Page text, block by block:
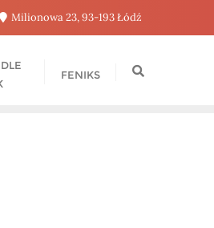
Milionowa 23, 93-193 Łódź
FENIKS